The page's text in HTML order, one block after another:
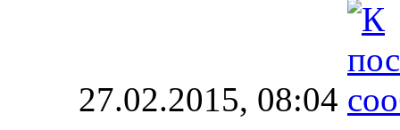
27.02.2015, 08:04